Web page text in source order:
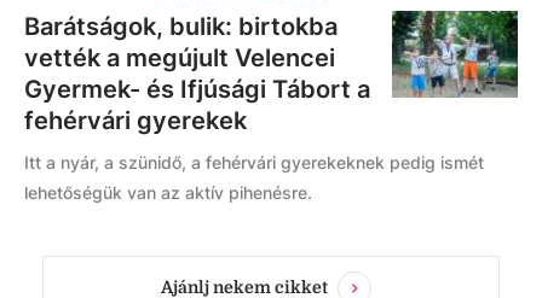
Barátságok, bulik: birtokba
vették a megújult Velencei
Gyermek- és Ifjúsági Tábort a
fehérvári gyerekek
Itt a nyár, a szünidő, a fehérvári gyerekeknek pedig ismét
lehetőségük van az aktív pihenésre.
Ajánlj nekem cikket